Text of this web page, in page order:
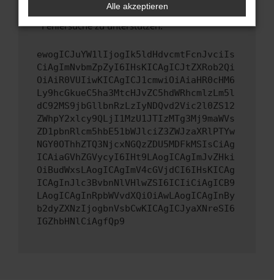
uns diesen Text schicken, um uns bei der
Fehlersuche zu unterstützen:
ewogICJuYW1lIjogIk5ldHdvcmtFcnJvciIs
CiAgImNvbmZpZyI6IHsKICAgICJtZXRob2Qi
OiAiR0VUIiwKICAgICJ1cmwiOiAiaHR0cHM6
Ly9hcGkueC5ha3MtcHJvZC5hdWRhcmlzLm5l
dC92MS9jbGllbnRzLzIyNDQvd2Vic2l0ZS12
ZWhpY2xlcy9QLjI1MzU1JTIzMTg3Mj9maWVs
ZD1pbnRlcm5hbE51bWJlciZ3ZWJzaXRlPTYw
NGY0OThhZTQ3NjcxNGQzZDU5MDFkMSIsCiAg
ICAiaGVhZGVycyI6IHt9LAogICAgImJvZHki
OiBudWxsLAogICAgImV4cGVjdCI6IHsKICAg
ICAgInJlc3BvbnNlVHlwZSI6ICIiCiAgICB9
LAogICAgInRpbWVvdXQiOiAwLAogICAgInBy
b2dyZXNzIjogbnVsbCwKICAgICJyaXNreSI6
IGZhbHNlCiAgfQp9
Alle akzeptieren